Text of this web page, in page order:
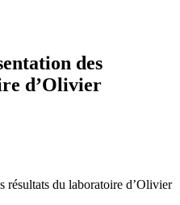
des
d’Olivier